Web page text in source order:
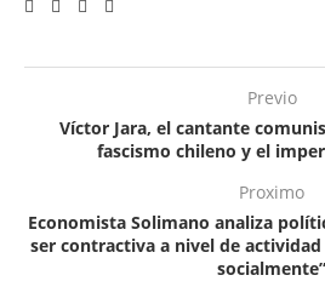
Previo
Víctor Jara, el cantante
fascismo chileno y el
Proximo
Economista Solimano analiza
ser contractiva a nivel de
socialmente”